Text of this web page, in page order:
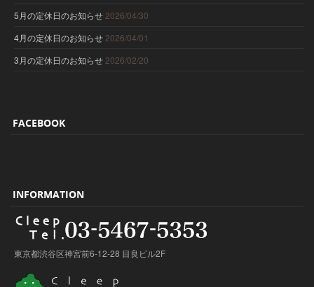
5月の定休日のお知らせ 2026/04/30
4月の定休日のお知らせ 2026/04/01
3月の定休日のお知らせ 2026/02/20
FACEBOOK
INFORMATION
東京都渋谷区神宮前6-12-28 目良ビル2F